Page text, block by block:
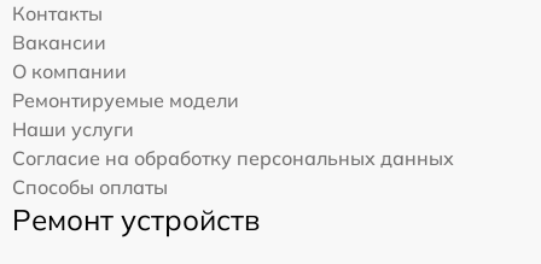
Контакты
Вакансии
О компании
Ремонтируемые модели
Наши услуги
Согласие на обработку персональных данных
Способы оплаты
Ремонт устройств